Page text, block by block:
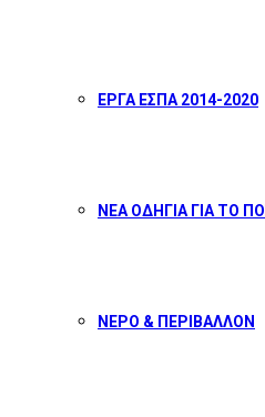
ΕΡΓΑ ΕΣΠΑ 2014-2020
ΝΕΑ ΟΔΗΓΙΑ ΓΙΑ ΤΟ
ΝΕΡΟ & ΠΕΡΙΒΑΛΛΟΝ